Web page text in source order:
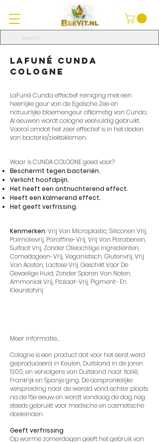
LaFuné Cunda
Cologne
LaFuné Cunda effectief reiniging met een
heerlijke geur van de Egeïsche Zee en
natuurlijke bloemengeur afkomstig van Cunda.
Al eeuwen wordt cologne veelvuldig gebruikt.
Vooral omdat het zeer effectief is in het doden
van bacterie/ziektekiemen.
Waar is CUNDA COLOGNE goed voor?
Beschermt tegen bacteriën.
Verlicht hoofdpijn.
Het heeft een ontnuchterend effect.
Heeft een kalmerend effect.
Het geeft verfrissing.
Kenmerken:Vrij Van Microplastic, Siliconen Vrij,
Palmolievrij, Paraffine-Vrij, Vrij Van Parabenen,
Sulfaat Vrij, Zonder Olieachtige Ingrediënten,
Comedogeen-Vrij, Veganistisch, Glutenvrij, Vrij
Van Aceton, Lactose Vrij, Geschikt Voor De
Gevoelige Huid, Zonder Sporen Van Noten,
Ammoniak Vrij, Ftalaat-Vrij, Pigment- En
Kleurstofvrij
Meer informatie...
Cologne is een product dat voor het eerst werd
geproduceerd in Keulen, Duitsland in de jaren
1300, en vervolgens van Duitsland naar Italië,
Frankrijk en Spanje ging. De oorspronkelijke
verspreiding naar de wereld vond echter plaats
na de 15e eeuw en wordt vandaag de dag nog
steeds gebruikt voor medische en cosmetische
doeleinden.
Geeft verfrissing
Op warme zomerdagen geeft het gebruik van